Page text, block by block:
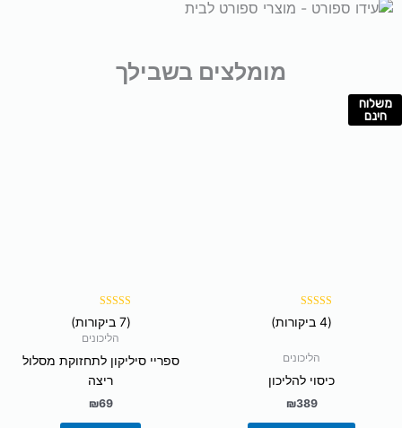
מומלצים בשבילך
משלוח
חינם
דורג
5.00
(4 ביקורות)
הליכונים
כיסוי להליכון
₪389
דורג
5.00
מתוך 5
(7 ביקורות)
הליכונים
ספריי סיליקון לתחזוקת מסלול
ריצה
₪69